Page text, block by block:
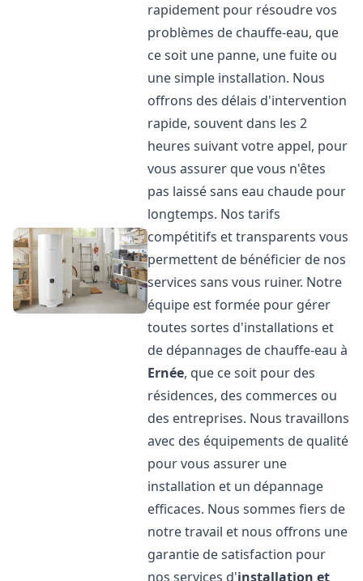
rapidement pour résoudre vos
problèmes de chauffe-eau, que
ce soit une panne, une fuite ou
une simple installation. Nous
offrons des délais d'intervention
rapide, souvent dans les 2
heures suivant votre appel, pour
vous assurer que vous n'êtes
pas laissé sans eau chaude pour
longtemps. Nos tarifs
compétitifs et transparents vous
permettent de bénéficier de nos
services sans vous ruiner. Notre
équipe est formée pour gérer
toutes sortes d'installations et
de dépannages de chauffe-eau à
Ernée, que ce soit pour des
résidences, des commerces ou
des entreprises. Nous travaillons
avec des équipements de qualité
pour vous assurer une
installation et un dépannage
efficaces. Nous sommes fiers de
notre travail et nous offrons une
garantie de satisfaction pour
nos services d'installation et